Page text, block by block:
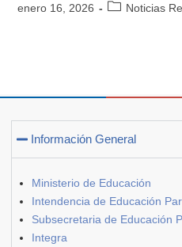
enero 16, 2026 Noticias
Información General
Ministerio de Educación
Intendencia de Educación
Subsecretaria de Educación
Integra